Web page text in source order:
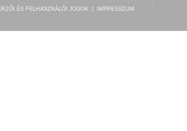
ÉS FELHASZNÁLÓI JOGOK IMPRESSZUM